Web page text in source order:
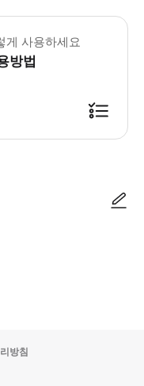
소: 멜버른 CBD에서 3km 이
게 사용하세요
방법
방침